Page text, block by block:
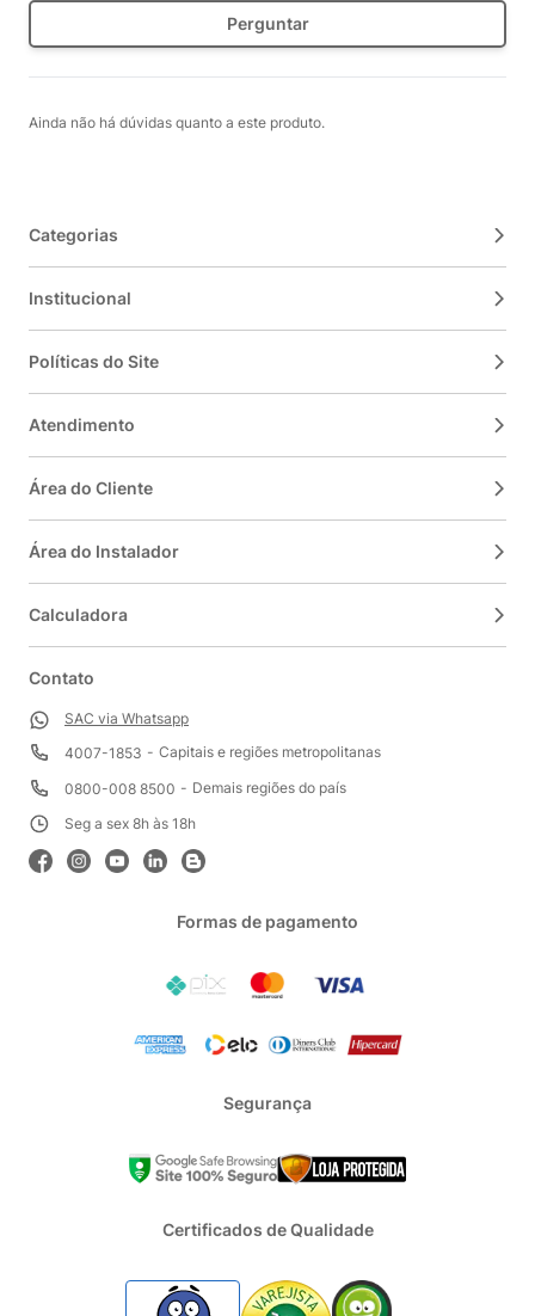
Perguntar
Ainda não há dúvidas quanto a este produto.
Categorias
Institucional
Políticas do Site
Atendimento
Área do Cliente
Área do Instalador
Calculadora
Contato
SAC via Whatsapp
4007-1853
Capitais e regiões metropolitanas
0800-008 8500
Demais regiões do país
Seg a sex 8h às 18h
Formas de pagamento
Segurança
Certificados de Qualidade